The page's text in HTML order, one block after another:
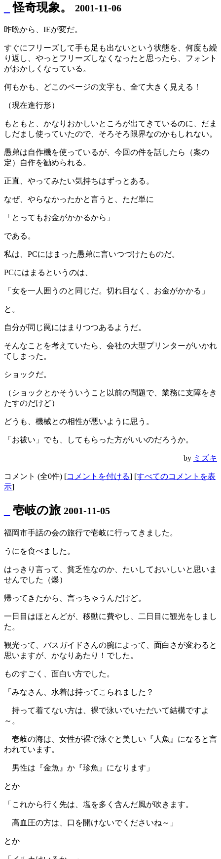
怪奇現象。 2001-11-06
昨晩から、IEが変だ。
すぐにフリーズして手も足も出ないという状態を、何度も繰
り返し、やっとフリーズしなくなったと思ったら、フォント
がおかしくなっている。
何もかも、どこのページの文字も、全て大きく見える！
（現在進行形）
もともと、かなりおかしいところが出てきているのに、だま
しだまし使っていたので、そろそろ限界なのかもしれない。
愚弟は自作機を使っているが、今回の件を話したら（案の
定）自作を勧められる。
正直、やってみたい気持ちはずっとある。
なぜ、やらなかったかと言うと、ただ単に
「とってもお金がかかるから」
である。
私は、PCにはまった愚弟に言いつづけたものだ。
PCにはまるというのは、
「女を一人囲うのと同じだ。切れ目なく、お金がかかる」
と。
自分が同じ罠にはまりつつあるようだ。
そんなことを考えていたら、会社の大型プリンターがいかれ
てしまった。
ショックだ。
（ショックとかそういうこと以前の問題で、業務に支障をき
たすのだけど）
どうも、機械との相性が悪いように思う。
「お祓い」でも、してもらった方がいいのだろうか。
by ミズキ
コメント (全0件) [コメントを付ける] [すべてのコメントを表
示]
壱岐の旅 2001-11-05
福岡市手話の会の旅行で壱岐に行ってきました。
うにを食べました。
はっきり言って、貧乏性なのか、たいしておいしいと思いま
せんでした（爆）
帰ってきたから、言っちゃうんだけど。
一日目はほとんどが、移動に費やし、二日目に観光をしまし
た。
観光って、バスガイドさんの腕によって、面白さが変わると
思いますが、かなりあたり！でした。
ものすごく、面白い方でした。
「みなさん、水着は持ってこられました？
持って着てない方は、裸で泳いでいただいて結構ですよ
～。
壱岐の海は、女性が裸で泳ぐと美しい『人魚』になると言
われています。
男性は『金魚』か『珍魚』になります」
とか
「これから行く先は、塩を多く含んだ風が吹きます。
高血圧の方は、口を開けないでくださいね～」
とか